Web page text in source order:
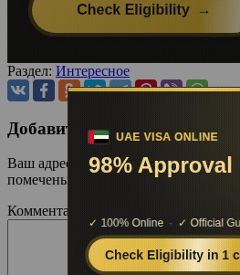
Раздел: Интересное
Добавить комментарий
Ваш адрес email не будет
помечены
Комментарий